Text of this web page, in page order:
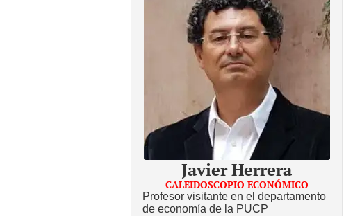
Javier Herrera
CALEIDOSCOPIO ECONÓMICO
Profesor visitante en el departamento
de economía de la PUCP